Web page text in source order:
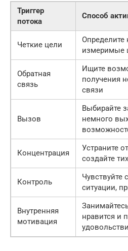
Триггер
потока
Способ
Четкие цели
Определите
измеримые
Обратная
связь
Ищите
получения
связи
Вызов
Выбирайте
немного
Концентрация
Устраните
создайте
Контроль
Чувствуйте
ситуации,
Внутренняя
мотивация
нравится и